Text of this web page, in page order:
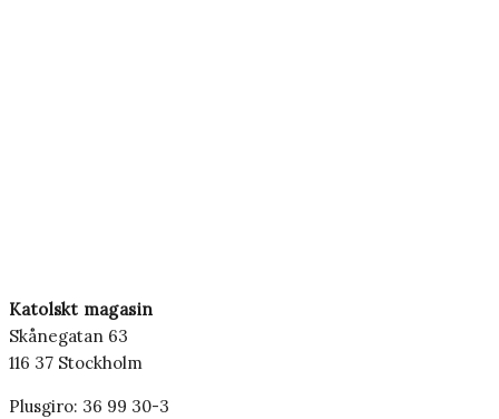
Katolskt magasin
Skånegatan 63
116 37 Stockholm
Plusgiro: 36 99 30-3